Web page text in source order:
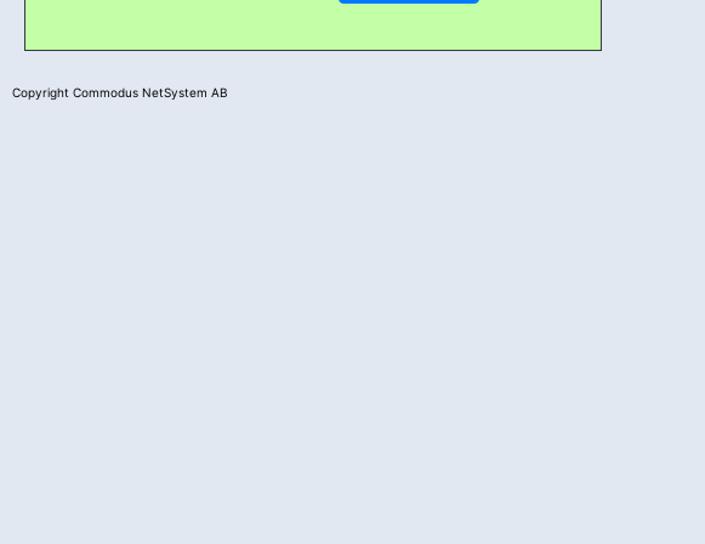
Copyright Commodus NetSystem AB